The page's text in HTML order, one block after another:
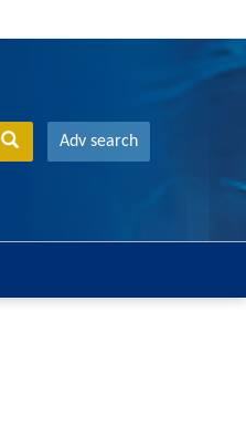
Adv search